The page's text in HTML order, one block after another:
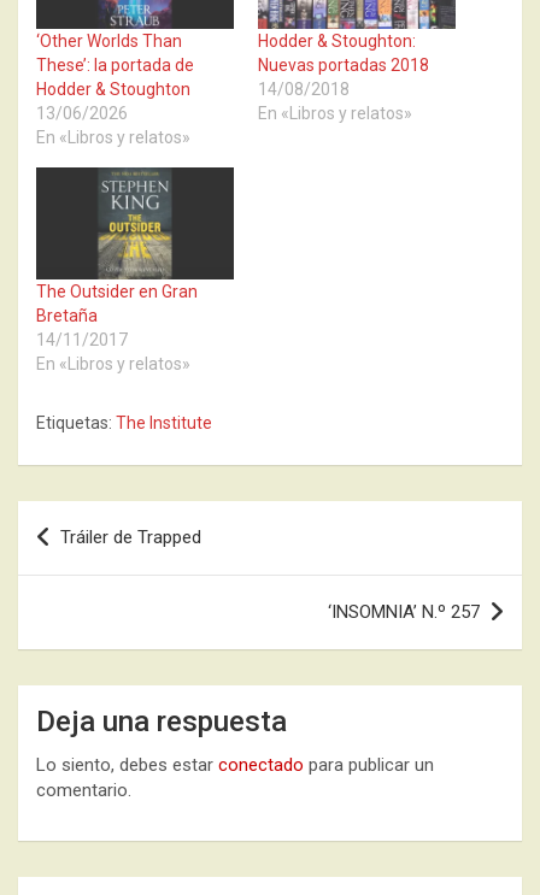
‘Other Worlds Than
These’: la portada de
Hodder & Stoughton
13/06/2026
En «Libros y relatos»
Hodder & Stoughton:
Nuevas portadas 2018
14/08/2018
En «Libros y relatos»
The Outsider en Gran
Bretaña
14/11/2017
En «Libros y relatos»
Etiquetas: The Institute
Navegación
de
Tráiler de Trapped
‘INSOMNIA’ N.º 257
Deja una respuesta
Lo siento, debes estar conectado para publicar un
comentario.